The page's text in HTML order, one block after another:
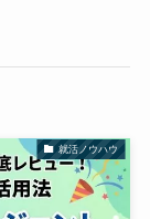
就活ノウハウ